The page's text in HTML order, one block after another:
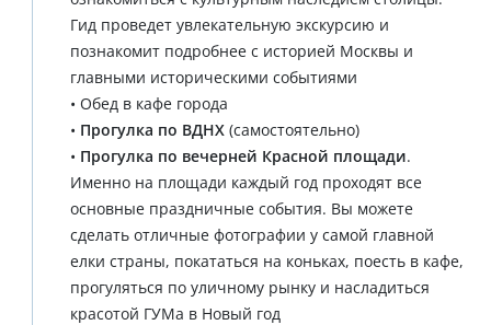
Гид проведет увлекательную экскурсию и
познакомит подробнее с историей Москвы и
главными историческими событиями
• Обед в кафе города
• Прогулка по ВДНХ(самостоятельно)
• Прогулка по вечерней Красной площади.
Именно на площади каждый год проходят все
основные праздничные события. Вы можете
сделать отличные фотографии у самой главной
елки страны, покататься на коньках, поесть в кафе,
прогуляться по уличному рынку и насладиться
красотой ГУМа в Новый год